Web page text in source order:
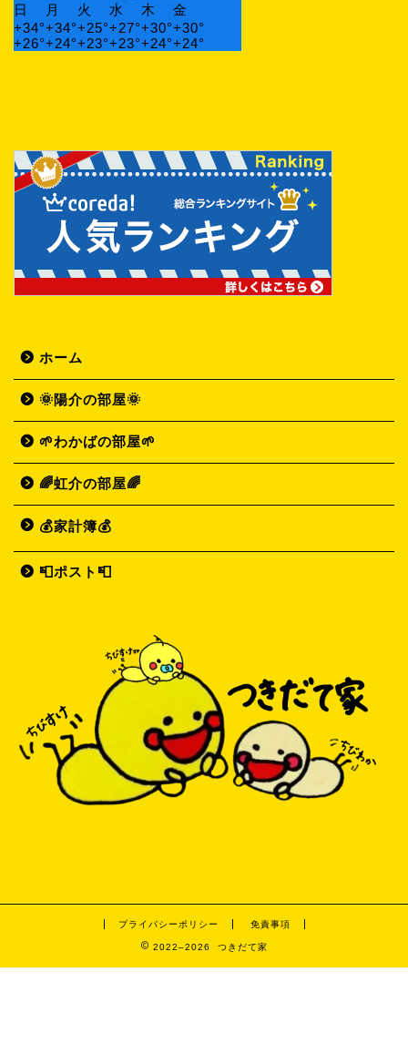
日
月 火 水 木
金
+34°+34°+25°+27°+30°+30°
+26°+24°+23°+23°+24°+24°
ホーム
🌞陽介の部屋🌞
🌱わかばの部屋🌱
🌈虹介の部屋🌈
💰家計簿💰
📮ポスト📮
プライバシーポリシー 免責事項
2022–2026 つきだて家